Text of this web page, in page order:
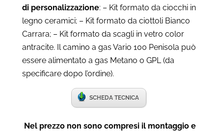
di personalizzazione: – Kit formato da ciocchi in
legno ceramici; – Kit formato da ciottoli Bianco
Carrara; – Kit formato da scagli in vetro color
antracite. Il camino a gas Vario 100 Penisola può
essere alimentato a gas Metano o GPL (da
specificare dopo l’ordine).
SCHEDA TECNICA
Nel prezzo non sono compresi il montaggio e